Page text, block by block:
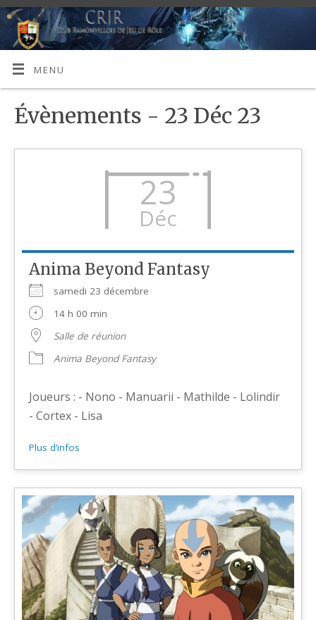
MENU
Évènements - 23 Déc 23
23
Déc
Anima Beyond Fantasy
samedi 23 décembre
14 h 00 min
Salle de réunion
Anima Beyond Fantasy
Joueurs : - Nono - Manuarii - Mathilde - Lolindir
- Cortex - Lisa
Plus d’infos